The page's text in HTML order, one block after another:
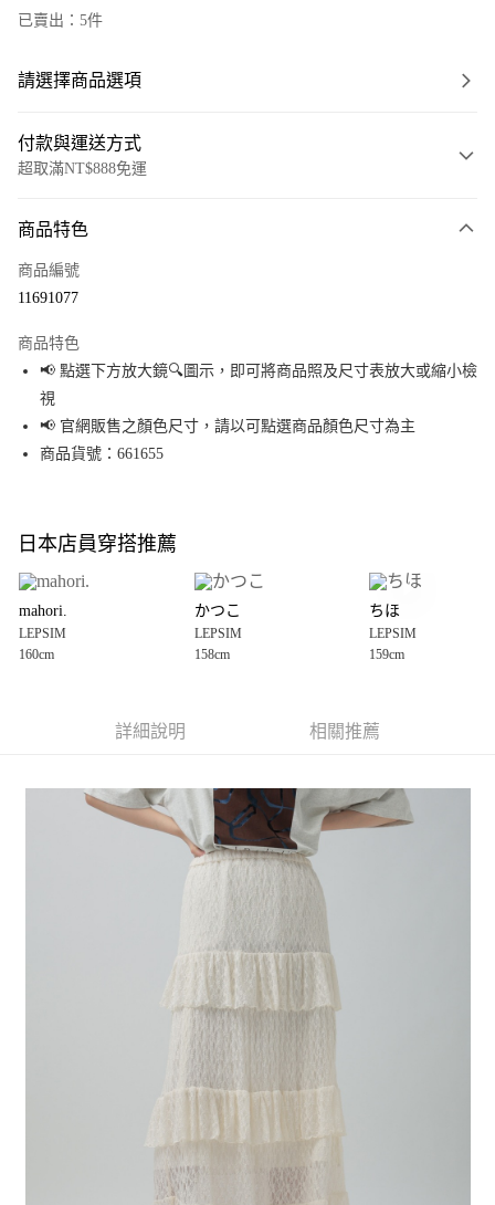
已賣出：5件
請選擇商品選項
付款與運送方式
超取滿NT$888免運
信用卡一次付款
Apple Pay
街口支付
悠遊付
全盈+PAY
大哥付你分期
1.本服務由台灣大哥大提供，台灣大哥大用戶可立即使用無須另外申請。
2.付款方式選擇「大哥付你分期」，訂單成立後會自動跳轉到大哥付的交易
3.實際核准額度、可分期數及費用金額請依後續交易確認頁面所載為準。
4.訂單成立30分鐘內，如未前往確認交易或遇審核未通過，訂單將自動取
【繳款方式說明】
1.分期款項不併入電信帳單，「大哥付你分期」於每月結算日後寄送繳費提
2.透過簡訊連結打開帳單後，可選擇「超商條碼／台灣大直營門市／銀行轉
帳／街口支付／iPASS MONEY」等通路繳費。
1.本服務係由「台灣大哥大股份有限公司」（以下簡稱本公司）所提供，讓
用戶於交易時，得透過本服務購買商品或服務，並由商店將買賣／分期付款
買賣價金債權讓與本公司後，依約使用本公司帳單繳交帳款。
2.基於同意付款使用「大哥付你分期」之契約關係目的，商店將以您的個人
資料（包含姓名、電話或地址）提供予台灣大哥大進項蒐集、處理及利用，
由本公司與您本人進行分期帳單所需資料之確認、核對及更正。
3.完整用戶服務條款，請詳閱以下連結：
AFTEE先享後付
３．安心：先確認商品／服務後，再付款。
【「AFTEE先享後付」結帳流程】
１．於結帳方式選擇「AFTEE先享後付」後，將跳轉至「AFTEE先享後付」
結帳頁面，進行簡訊認證並確認金額後，即可完成結帳。
２．訂單成立數日內，您將收到繳費通知簡訊。
３．收到繳費通知簡訊後14天內，點擊此簡訊中的連結，可透過四大超商／
ATM／網路銀行／等多元方式進行付款，方視為交易完成。
※ 請注意：結帳手續完成當下不需立刻繳費，但若您需要取消訂單，請聯絡
購買商品的店家。未經商家同意取消之訂單仍視為有效，需透過AFTEE先享
※ 交易是否成功請以「AFTEE先享後付 」之結帳頁面顯示為準，若有關於
是否繳費成功／繳費後需取消欲退款等相關疑問，請聯繫「AFTEE先享後付
https://netprotections.freshdesk.com/support/home
１．透過由恩沛科技股份有限公司提供之「AFTEE先享後付」服務完成之交
易，需依本服務之必要範圍內提供個人資料，並將交易相關給付款項請求債
權轉讓予恩沛科技股份有限公司。
２．關於個人資料處理事宜，請瀏覽以下網址： https://aftee.tw/terms/#terms3
３．未成年的使用者請事先徵得法定代理人或監護人之同意方可使用
每筆NT$80，滿NT$888(含以上)免運費
付款後 全家取貨
每筆NT$80，滿NT$888(含以上)免運費
每筆NT$80，滿NT$1,500(含以上)免運費
每筆NT$80，滿NT$1,500(含以上)免運費
每筆NT$80，滿NT$1,500(含以上)免運費
商品特色
商品編號
11691077
商品特色
📢 點選下方放大鏡🔍圖示，即可將商品照及尺寸表放大或縮小檢
視
📢 官網販售之顏色尺寸，請以可點選商品顏色尺寸為主
商品貨號：661655
日本店員穿搭推薦
mahori.
LEPSIM
160cm
かつこ
LEPSIM
158cm
ちほ
LEPSIM
159cm
詳細說明 相關推薦